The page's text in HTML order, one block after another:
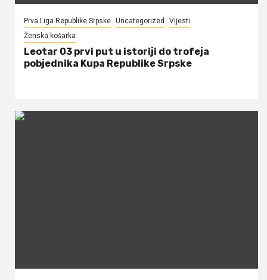
Prva Liga Republike Srpske Uncategorized
Vijesti
Ženska košarka
Leotar 03 prvi put u istoriji do trofeja
pobjednika Kupa Republike Srpske